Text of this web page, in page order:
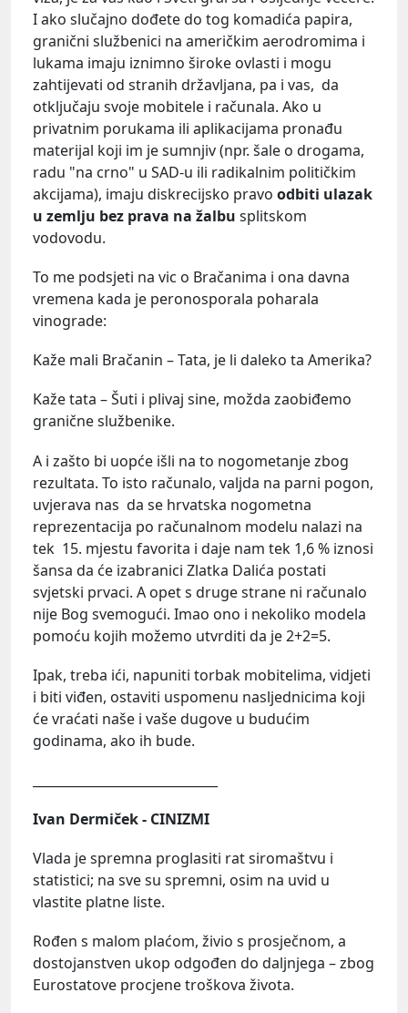
I ako slučajno dođete do tog komadića papira,
granični službenici na američkim aerodromima i
lukama imaju iznimno široke ovlasti i mogu
zahtijevati od stranih državljana, pa i vas, da
otključaju svoje mobitele i računala. Ako u
privatnim porukama ili aplikacijama pronađu
materijal koji im je sumnjiv (npr. šale o drogama,
radu "na crno" u SAD-u ili radikalnim političkim
akcijama), imaju diskrecijsko pravo odbiti ulazak
u zemlju bez prava na žalbu splitskom
vodovodu.
To me podsjeti na vic o Bračanima i ona davna
vremena kada je peronosporala poharala
vinograde:
Kaže mali Bračanin – Tata, je li daleko ta Amerika?
Kaže tata – Šuti i plivaj sine, možda zaobiđemo
granične službenike.
A i zašto bi uopće išli na to nogometanje zbog
rezultata. To isto računalo, valjda na parni pogon,
uvjerava nas da se hrvatska nogometna
reprezentacija po računalnom modelu nalazi na
tek 15. mjestu favorita i daje nam tek 1,6 % iznosi
šansa da će izabranici Zlatka Dalića postati
svjetski prvaci. A opet s druge strane ni računalo
nije Bog svemogući. Imao ono i nekoliko modela
pomoću kojih možemo utvrditi da je 2+2=5.
Ipak, treba ići, napuniti torbak mobitelima, vidjeti
i biti viđen, ostaviti uspomenu nasljednicima koji
će vraćati naše i vaše dugove u budućim
godinama, ako ih bude.
Ivan Dermiček - CINIZMI
Vlada je spremna proglasiti rat siromaštvu i
statistici; na sve su spremni, osim na uvid u
vlastite platne liste.
Rođen s malom plaćom, živio s prosječnom, a
dostojanstven ukop odgođen do daljnjega – zbog
Eurostatove procjene troškova života.